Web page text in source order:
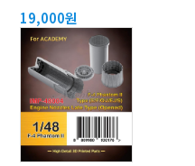
19,000원